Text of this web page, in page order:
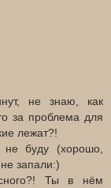
не знаю, как
за проблема для
лежат?!
не буду (хорошо,
запали:)
Ты в нём